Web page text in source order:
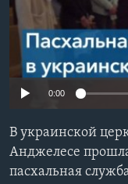
Learning English
СОЦИАЛЬНЫЕ СЕТИ
Языки
No
0:00
В украинской
Анджелесе
пасхальная